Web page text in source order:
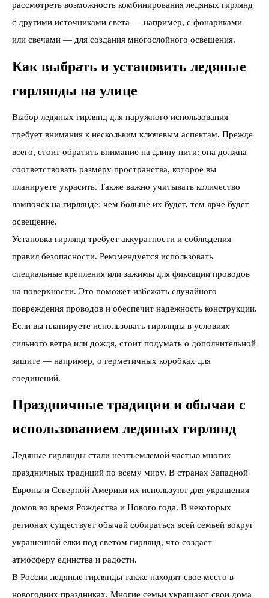
рассмотреть возможность комбинирования ледяных гирлянд
с другими источниками света — например, с фонариками
или свечами — для создания многослойного освещения.
Как выбрать и установить ледяные
гирлянды на улице
Выбор ледяных гирлянд для наружного использования
требует внимания к нескольким ключевым аспектам. Прежде
всего, стоит обратить внимание на длину нити: она должна
соответствовать размеру пространства, которое вы
планируете украсить. Также важно учитывать количество
лампочек на гирлянде: чем больше их будет, тем ярче будет
освещение.
Установка гирлянд требует аккуратности и соблюдения
правил безопасности. Рекомендуется использовать
специальные крепления или зажимы для фиксации проводов
на поверхности. Это поможет избежать случайного
повреждения проводов и обеспечит надежность конструкции.
Если вы планируете использовать гирлянды в условиях
сильного ветра или дождя, стоит подумать о дополнительной
защите — например, о герметичных коробках для
соединений.
Праздничные традиции и обычаи с
использованием ледяных гирлянд
Ледяные гирлянды стали неотъемлемой частью многих
праздничных традиций по всему миру. В странах Западной
Европы и Северной Америки их используют для украшения
домов во время Рождества и Нового года. В некоторых
регионах существует обычай собираться всей семьей вокруг
украшенной елки под светом гирлянд, что создает
атмосферу единства и радости.
В России ледяные гирлянды также находят свое место в
новогодних праздниках. Многие семьи украшают свои дома